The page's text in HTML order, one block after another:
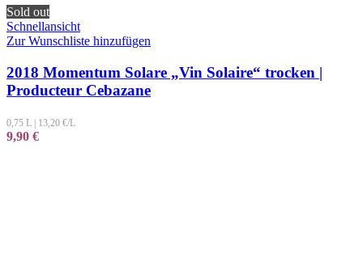
Sold out
Schnellansicht
Zur Wunschliste hinzufügen
2018 Momentum Solare „Vin Solaire“ trocken |
Producteur Cebazane
0,75 L | 13,20 €/L
9,90 €